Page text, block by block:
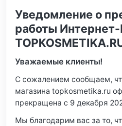
Уведомление о
работы
Уважаемые клиенты!
С сожалением сообщаем,
магазина topkosmetika.ru
прекращена с 9 декабря
Мы благодарим вас за то,